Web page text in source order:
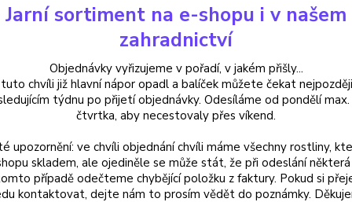
Pelargonie Blue Wonder muškát,Pelargónie - cena na prodejně
Wonder muškát,Pelargónie -
květy
Jarní sortiment na e-shopu i v našem
zahradnictví
Objednávky vyřizujeme v pořadí, v jakém přišly...
chvíli již hlavní nápor opadl a balíček můžete čekat
týdnu po přijetí objednávky. Odesíláme od pondělí
čtvrtka, aby necestovaly přes víkend.
upozornění: ve chvíli objednání chvíli máme všechny rostliny,
skladem, ale ojediněle se může stát, že při odeslání některá
případě odečteme chybějící položku z faktury. Pokud si
kontaktovat, dejte nám to prosím vědět do poznámky.